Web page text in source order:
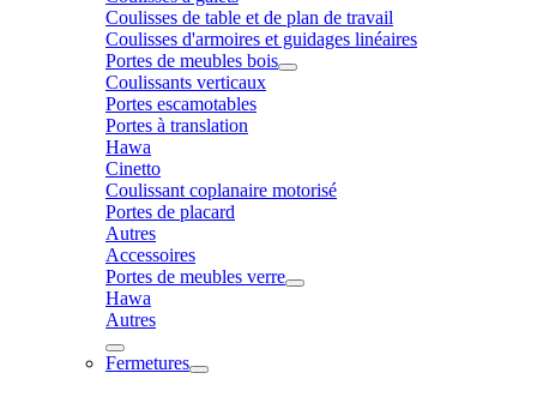
Coulisses de table et de plan de travail
Coulisses d'armoires et guidages linéaires
Portes de meubles bois
Coulissants verticaux
Portes escamotables
Portes à translation
Hawa
Cinetto
Coulissant coplanaire motorisé
Portes de placard
Autres
Accessoires
Portes de meubles verre
Hawa
Autres
Fermetures